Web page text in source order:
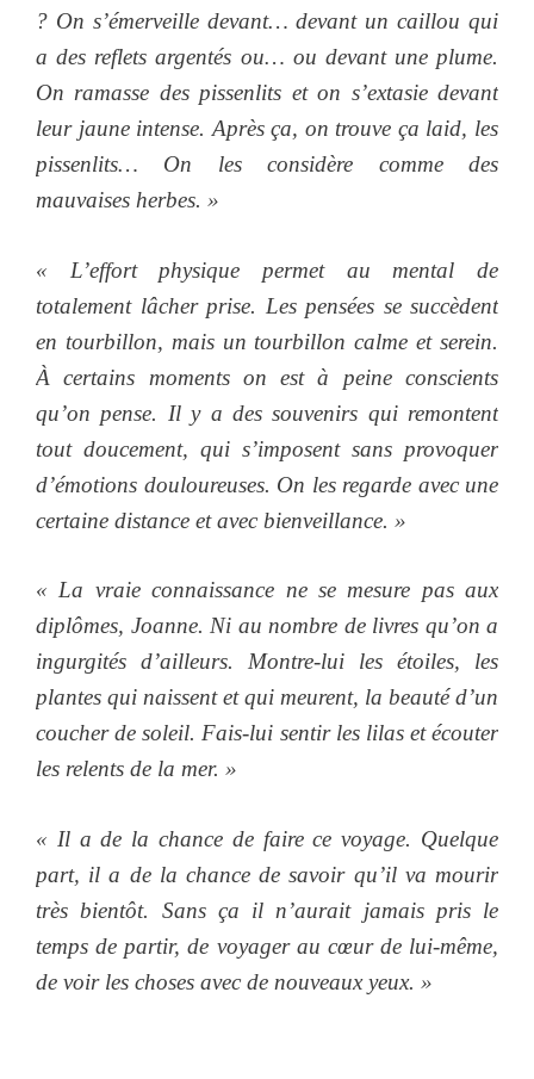
? On s’émerveille devant… devant un caillou qui
a des reflets argentés ou… ou devant une plume.
On ramasse des pissenlits et on s’extasie devant
leur jaune intense. Après ça, on trouve ça laid, les
pissenlits… On les considère comme des
mauvaises herbes. »
« L’effort physique permet au mental de
totalement lâcher prise. Les pensées se succèdent
en tourbillon, mais un tourbillon calme et serein.
À certains moments on est à peine conscients
qu’on pense. Il y a des souvenirs qui remontent
tout doucement, qui s’imposent sans provoquer
d’émotions douloureuses. On les regarde avec une
certaine distance et avec bienveillance. »
« La vraie connaissance ne se mesure pas aux
diplômes, Joanne. Ni au nombre de livres qu’on a
ingurgités d’ailleurs. Montre-lui les étoiles, les
plantes qui naissent et qui meurent, la beauté d’un
coucher de soleil. Fais-lui sentir les lilas et écouter
les relents de la mer. »
« Il a de la chance de faire ce voyage. Quelque
part, il a de la chance de savoir qu’il va mourir
très bientôt. Sans ça il n’aurait jamais pris le
temps de partir, de voyager au cœur de lui-même,
de voir les choses avec de nouveaux yeux. »